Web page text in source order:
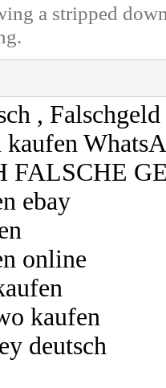
a stripped
,
kaufen
FALSCHE
ebay
online
kaufen
deutsch